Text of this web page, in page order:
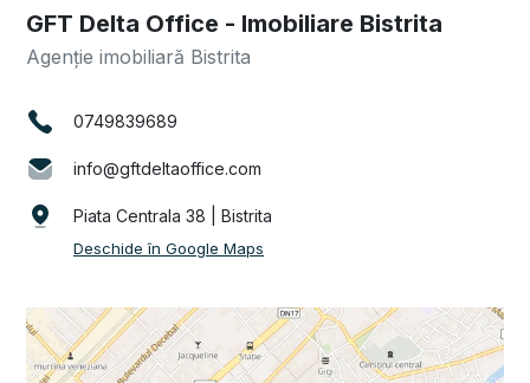
GFT Delta Office - Imobiliare Bistrita
Agenție imobiliară Bistrita
0749839689
info@gftdeltaoffice.com
Piata Centrala 38 | Bistrita
Deschide în Google Maps